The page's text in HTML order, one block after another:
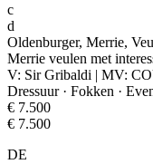
c
d
Oldenburger, Merrie,
Merrie veulen met
V: Sir Gribaldi | MV:
Dressuur · Fokken ·
€ 7.500
€ 7.500
DE